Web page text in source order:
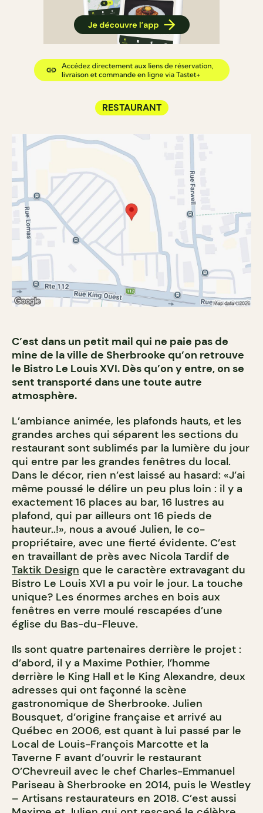
RESTAURANT
C’est dans un petit mail qui ne paie pas de
mine de la ville de Sherbrooke qu’on retrouve
le Bistro Le Louis XVI. Dès qu’on y entre, on se
sent transporté dans une toute autre
atmosphère.
L’ambiance animée, les plafonds hauts, et les
grandes arches qui séparent les sections du
restaurant sont sublimés par la lumière du jour
qui entre par les grandes fenêtres du local.
Dans le décor, rien n’est laissé au hasard: «J’ai
même poussé le délire un peu plus loin : il y a
exactement 16 places au bar, 16 lustres au
plafond, qui par ailleurs ont 16 pieds de
hauteur..!», nous a avoué Julien, le co-
propriétaire, avec une fierté évidente. C’est
en travaillant de près avec Nicola Tardif de
Taktik Design que le caractère extravagant du
Bistro Le Louis XVI a pu voir le jour. La touche
unique? Les énormes arches en bois aux
fenêtres en verre moulé rescapées d’une
église du Bas-du-Fleuve.
Ils sont quatre partenaires derrière le projet :
d’abord, il y a Maxime Pothier, l’homme
derrière le King Hall et le King Alexandre, deux
adresses qui ont façonné la scène
gastronomique de Sherbrooke. Julien
Bousquet, d’origine française et arrivé au
Québec en 2006, est quant à lui passé par le
Local de Louis-François Marcotte et la
Taverne F avant d’ouvrir le restaurant
O’Chevreuil avec le chef Charles-Emmanuel
Pariseau à Sherbrooke en 2014, puis le Westley
– Artisans restaurateurs en 2018. C’est aussi